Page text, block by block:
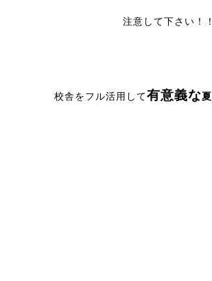
注意して下さい！！
校舎をフル活用して有意義な夏